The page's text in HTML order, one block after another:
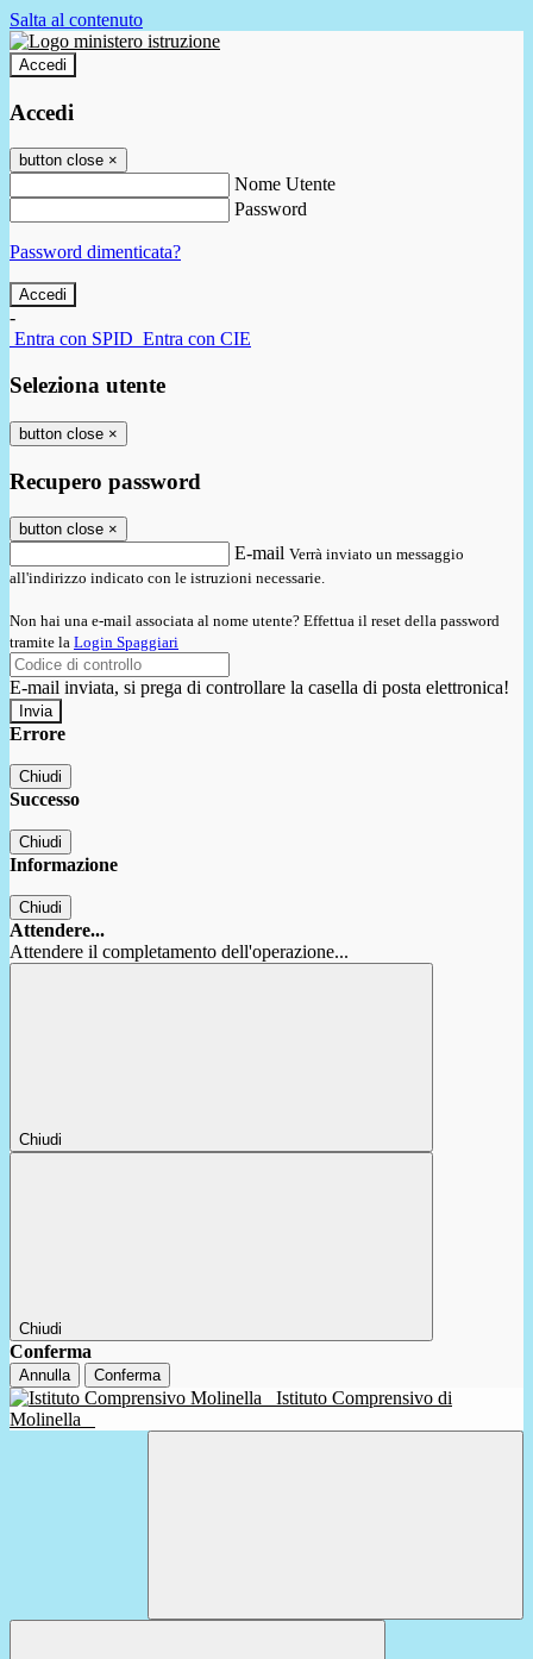
Salta al contenuto
Accedi
Accedi
button close ×
Nome Utente
Password
Password dimenticata?
-
Entra con SPID Entra con CIE
Seleziona utente
button close ×
Recupero password
button close ×
E-mail Verrà inviato un messaggio
all'indirizzo indicato con le istruzioni necessarie.
Non hai una e-mail associata al nome utente? Effettua il reset della password
tramite la Login Spaggiari
E-mail inviata, si prega di controllare la casella di posta elettronica!
Errore
Chiudi
Successo
Chiudi
Informazione
Chiudi
Attendere...
Attendere il completamento dell'operazione...
Chiudi
Chiudi
Conferma
Annulla Conferma
Istituto Comprensivo di
Molinella